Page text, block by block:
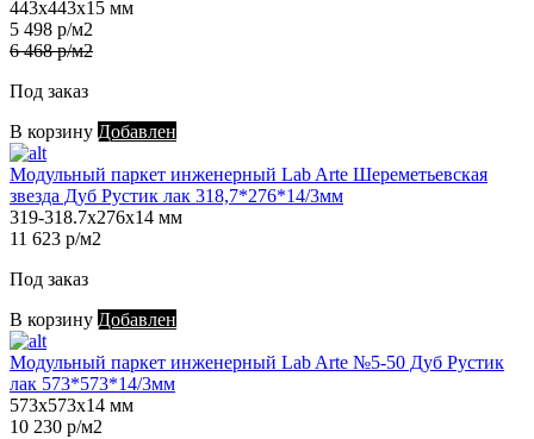
443х443х15 мм
5 498 р/м2
6 468 р/м2
Под заказ
В корзину Добавлен
Модульный паркет инженерный Lab Arte Шереметьевская
звезда Дуб Рустик лак 318,7*276*14/3мм
319-318.7х276х14 мм
11 623 р/м2
Под заказ
В корзину Добавлен
Модульный паркет инженерный Lab Arte №5-50 Дуб Рустик
лак 573*573*14/3мм
573х573х14 мм
10 230 р/м2